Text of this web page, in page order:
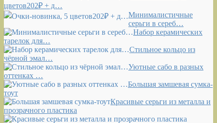
цветов202₽ + д…
Минималистичные
серьги в сереб…
Набор керамических
тарелок для…
Стильное кольцо из
чёрной эмал…
Уютные сабо в разных
оттенках …
Большая замшевая сумка-
тоут
Красивые серьги из металла и
прозрачного пластика